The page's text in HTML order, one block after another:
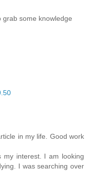
grab some knowledge
in my life. Good work
my interest. I am looking
I was searching over